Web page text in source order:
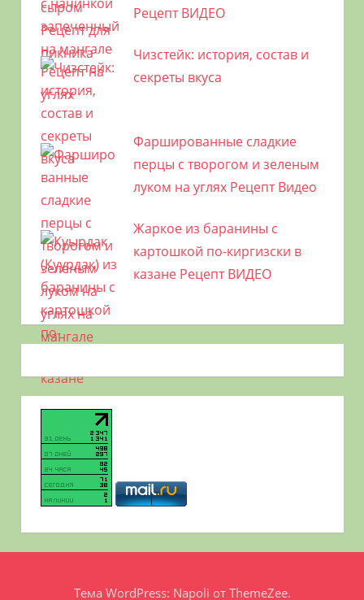
Рецепт ВИДЕО
Чизстейк: история, состав и
секреты вкуса
Фаршированные сладкие
перцы с творогом и зеленым
луком на углях Рецепт Видео
Жаркое из баранины с
картошкой по-киргизски в
казане Рецепт ВИДЕО
Тема WordPress: Napoli от ThemeZee.